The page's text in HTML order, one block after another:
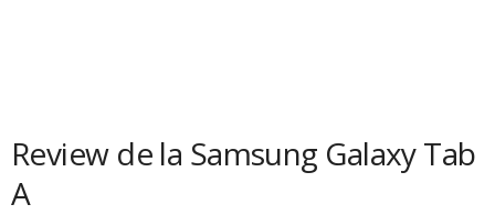
Review de la Samsung Galaxy Tab
A